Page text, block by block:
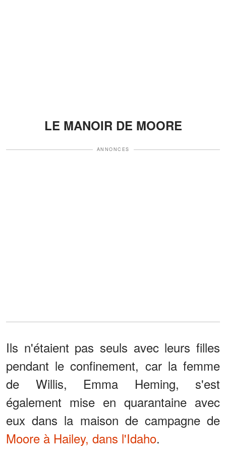
LE MANOIR DE MOORE
ANNONCES
Ils n'étaient pas seuls avec leurs filles
pendant le confinement, car la femme
de Willis, Emma Heming, s'est
également mise en quarantaine avec
eux dans la maison de campagne de
Moore à Hailey, dans l'Idaho.